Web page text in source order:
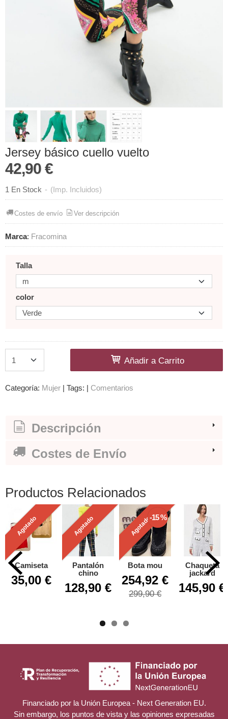
Jersey básico cuello vuelto
42,90 €
1 En Stock - (Imp. Incluidos)
Costes de envío Ver descripción
Marca: Fracomina
Talla
color
Añadir a Carrito
Categoría: Mujer | Tags: | Comentarios
Descripción
Costes de Envío
Productos Relacionados
Agotado
Camiseta
35,00 €
Agotado
Pantalón
chino
128,90 €
Agotado-15 %
Bota mou
254,92 €
299,90 €
Chaqueta
jackard
145,90 €
Financiado por la Unión Europea - Next Generation EU.
Sin embargo, los puntos de vista y las opiniones expresadas